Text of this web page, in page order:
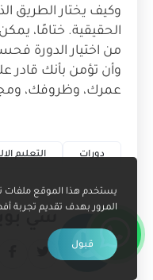
وكيف يختار الطريق
الحقيقية. ختامًا،
من اختيار الدورة
وأن تؤمن بأنك قادر
عمرك، وظروفك،
دورات التعليم
يستخدم هذا الموقع ملفات
المرور بهدف تقديم تجربة
قبول